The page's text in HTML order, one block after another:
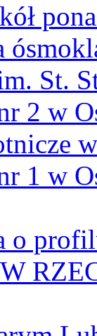
St.
nr 2 w
nr 1 w
o